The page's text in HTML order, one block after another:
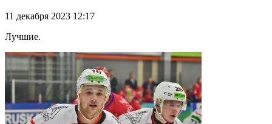
11 декабря 2023 12:17
Лучшие.